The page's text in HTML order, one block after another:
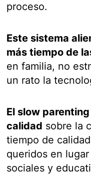
proceso.
Este sistema
más tiempo de
en familia, no
un rato la
El slow
calidad sobre la
tiempo de
queridos en
sociales y